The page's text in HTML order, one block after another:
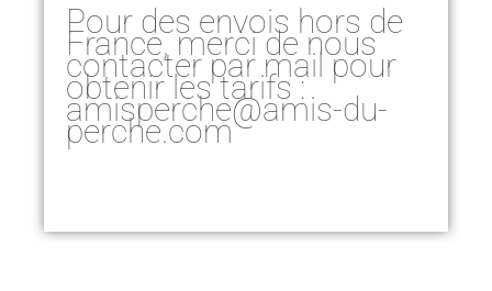
Pour des envois hors de
France, merci de nous
contacter par mail pour
obtenir les tarifs :
amisperche@amis-du-
perche.com